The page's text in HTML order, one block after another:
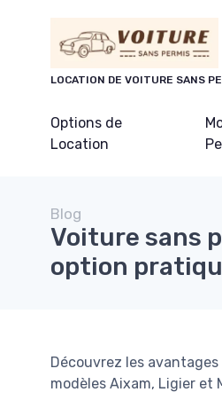
LOCATION DE VOITURE SANS
Options de
Location
Blog
Voiture sans
option
Découvrez les
modèles Aixam, Ligier et